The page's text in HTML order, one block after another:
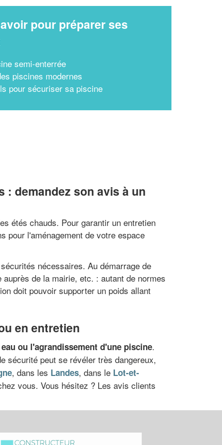
pour préparer ses
semi-enterrée
piscines modernes
pour sécuriser sa piscine
demandez son avis à un
étés chauds. Pour garantir un entretien
pour l'aménagement de votre espace
nécessaires. Au démarrage de
de la mairie, etc. : autant de normes
doit pouvoir supporter un poids allant
en entretien
ou l'agrandissement d'une piscine.
sécurité peut se révéler très dangereux,
, dans les Landes, dans le Lot-et-
vous. Vous hésitez ? Les avis clients